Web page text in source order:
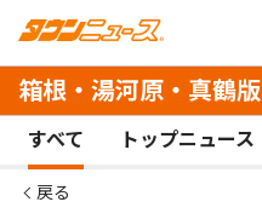
箱根・湯河原・真鶴版
すべて トップニュース
戻る